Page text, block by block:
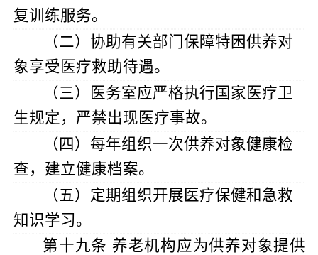
复训练服务。
（二）协助有关部门保障特困供养对
象享受医疗救助待遇。
（三）医务室应严格执行国家医疗卫
生规定，严禁出现医疗事故。
（四）每年组织一次供养对象健康检
查，建立健康档案。
（五）定期组织开展医疗保健和急救
知识学习。
第十九条 养老机构应为供养对象提供